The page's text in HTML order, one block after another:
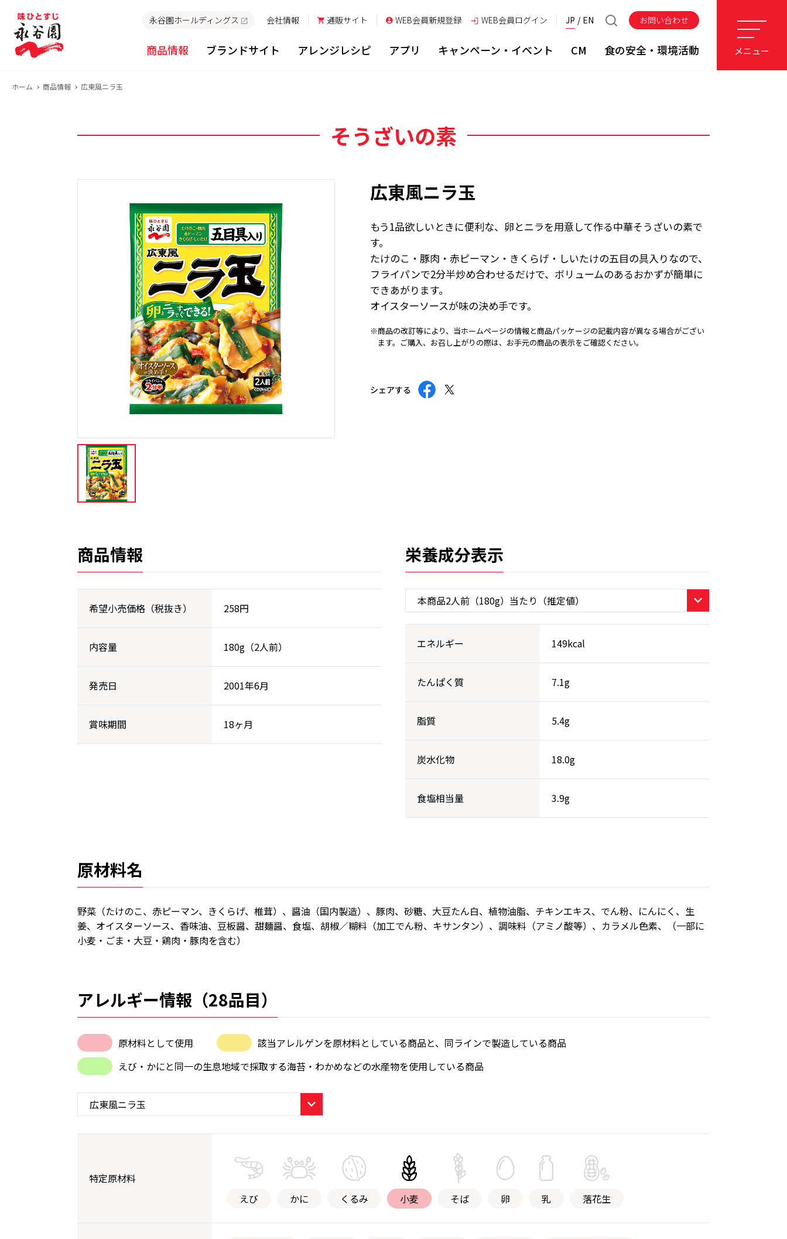
永谷園ホールディングス 会社情報 通販サイト WEB会員新規登録 WEB会員ログイン JP EN お問い合わせ
商品情報 ブランドサイト アレンジレシピ アプリ キャンペーン・イベント CM 食の安全・環境活動 メニュー
ホーム 商品情報 広東風ニラ玉
そうざいの素
広東風ニラ玉
もう1品欲しいときに便利な、卵とニラを用意して作る中華そうざいの素で
す。
たけのこ・豚肉・赤ピーマン・きくらげ・しいたけの五目の具入りなので、
フライパンで2分半炒め合わせるだけで、ボリュームのあるおかずが簡単に
できあがります。
オイスターソースが味の決め手です。
※商品の改訂等により、当ホームページの情報と商品パッケージの記載内容が異なる場合がござい
ます。ご購入、お召し上がりの際は、お手元の商品の表示をご確認ください。
シェアする
商品情報
希望小売価格（税抜き） 258円
内容量 180g（2人前）
発売日 2001年6月
賞味期間 18ヶ月
栄養成分表示
エネルギー 149kcal
たんぱく質 7.1g
脂質 5.4g
炭水化物 18.0g
食塩相当量 3.9g
原材料名
野菜（たけのこ、赤ピーマン、きくらげ、椎茸）、醤油（国内製造）、豚肉、砂糖、大豆たん白、植物油脂、チキンエキス、でん粉、にんにく、生
姜、オイスターソース、香味油、豆板醤、甜麺醤、食塩、胡椒／糊料（加工でん粉、キサンタン）、調味料（アミノ酸等）、カラメル色素、（一部に
小麦・ごま・大豆・鶏肉・豚肉を含む）
アレルギー情報（28品目）
原材料として使用
該当アレルゲンを原材料としている商品と、同ラインで製造している商品
えび・かにと同一の生息地域で採取する海苔・わかめなどの水産物を使用している商品
特定原材料
えび
かに くるみ 小麦 そば 卵 乳 落花生